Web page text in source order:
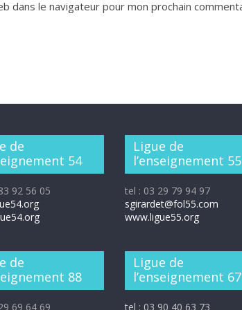
dans le navigateur pour mon prochain
de
54
92 56 05
de
88
69 64 69
Ligue de
l’enseignement 55
tel : 03 29 79 94 97
sgirardet@fol55.com
www.ligue55.org
Ligue de
l’enseignement 67
tel : 03 90 40 63 73